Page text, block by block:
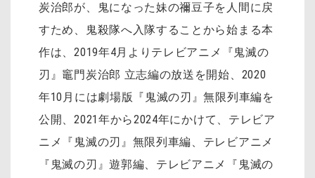
炭治郎が、鬼になった妹の禰󠄀豆子を人間に戻
すため、鬼殺隊へ入隊することから始まる本
作は、2019年4月よりテレビアニメ『鬼滅の
刃』竈門炭治郎 立志編の放送を開始、2020
年10月には劇場版『鬼滅の刃』無限列車編を
公開、2021年から2024年にかけて、テレビア
ニメ『鬼滅の刃』無限列車編、テレビアニメ
『鬼滅の刃』遊郭編、テレビアニメ『鬼滅の